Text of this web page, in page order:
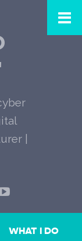
|
WHAT I DO